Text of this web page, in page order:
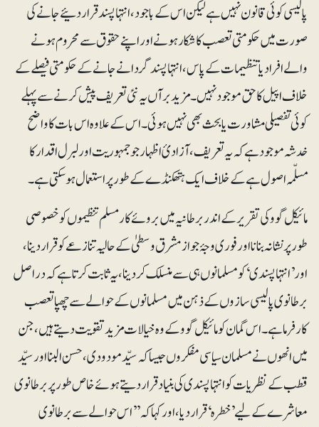
پالیسی کوئی قانون نہیں ہے لیکن اس کے باجود، انتہا پسند قرار دئیے جانے کی
صورت میں حکومتی تعصب کا شکار ہونے اور اپنے حقوق سے محروم ہونے
والے افراد یا تنظیمات کے پاس، انتہا پسند گردانے جانے کے حکومتی فیصلے کے
خلاف اپیل کا حق موجود نہیں۔مزید برآں یہ نئی تعریف پیش کرنے سے پہلے
کوئی تفصیلی مشاورت یا بحث بھی نہیں ہوئی۔ اس کے علاوہ اس بات کا واضح
خدشہ موجود ہے کہ یہ تعریف، آزادیٔ اظہار جو جمہوریت اور لبرل اقدار کا
مسلّمہ اصول ہے کے خلاف ایک ہتھکنڈے کے طور پر استعمال ہو سکتی ہے۔
مائیکل گوو کی تقریر کے اندر برطانیہ میں بروئے کار مسلم تنظیموں کو خصوصی
طور پر نشانہ بنانا اور فوری وجۂ جواز مشرق وسطیٰ کے حالیہ تنازعے کو قرار دینا،
اور ’انتہاپسندی‘ کو مسلمانوں ہی سے منسلک کردینا، یہ ثابت کرتا ہے کہ دراصل
برطانوی پالیسی سازوں کے ذہن میں مسلمانوں کے حوالے سے چھپا تعصب
کارفرما ہے۔ اس گمان کو مائیکل گوو کے وہ خیالات مزید تقویت دیتے ہیں، جن
میں انھوں نے مسلمان سیاسی مفکروں جیساکہ سیّدمودودی، حسن البنا اور سیّد
قطب کے نظریات کو انتہا پسندی کی بنیاد قرار دیتے ہوئے خاص طور پر برطانوی
معاشرے کے لیے ’خطرہ‘ قرار دیا، اور کہا کہ ’’اس حوالے سے برطانوی